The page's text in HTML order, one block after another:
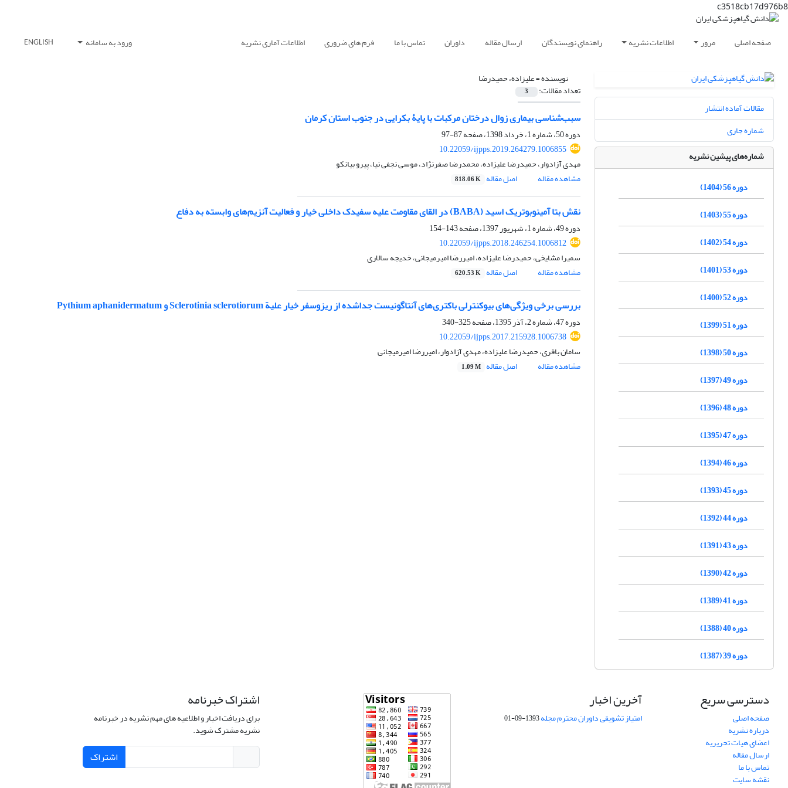
c3518cb17d976b8
صفحه اصلی مرور اطلاعات نشریه راهنمای نویسندگان ارسال مقاله داوران تماس با ما فرم های ضروری اطلاعات آماری نشریه ورود به سامانه ENGLISH
نویسنده =علیزاده، حمیدرضا
تعداد مقالات: 3
سبب‌شناسی بیماری زوال درختان مرکبات با پایۀ بکرایی در جنوب استان کرمان
دوره 50، شماره 1، خرداد 1398، صفحه
87-97
10.22059/ijpps.2019.264279.1006855
مهدی آزادوار، حمیدرضا علیزاده، محمدرضا صفرنژاد، موسی نجفی نیا، پیرو بیانکو
مشاهده مقاله
اصل مقاله 818.06 K
نقش بتا آمینوبوتریک اسید (BABA) در القای مقاومت علیه سفیدک داخلی خیار و فعالیت آنزیم‌های وابسته به دفاع
دوره 49، شماره 1، شهریور 1397، صفحه
143-154
10.22059/ijpps.2018.246254.1006812
سمیرا مشایخی، حمیدرضا علیزاده، امیررضا امیرمیجانی، خدیجه سالاری
مشاهده مقاله
اصل مقاله 620.53 K
بررسی برخی ویژگی‌های بیوکنترلی باکتری‌های آنتاگونیست جداشده از ریزوسفر خیار علیة Sclerotinia sclerotiorum و Pythium aphanidermatum
دوره 47، شماره 2، آذر 1395، صفحه
325-340
10.22059/ijpps.2017.215928.1006738
سامان باقری، حمیدرضا علیزاده، مهدی آزادوار، امیررضا امیرمیجانی
مشاهده مقاله
اصل مقاله 1.09 M
مقالات آماده انتشار
شماره جاری
شماره‌های پیشین نشریه
دوره 56 (1404)
دوره 55 (1403)
دوره 54 (1402)
دوره 53 (1401)
دوره 52 (1400)
دوره 51 (1399)
دوره 50 (1398)
دوره 49 (1397)
دوره 48 (1396)
دوره 47 (1395)
دوره 46 (1394)
دوره 45 (1393)
دوره 44 (1392)
دوره 43 (1391)
دوره 42 (1390)
دوره 41 (1389)
دوره 40 (1388)
دوره 39 (1387)
دسترسی سریع
صفحه اصلی
درباره نشریه
اعضای هیات تحریریه
ارسال مقاله
تماس با ما
نقشه سایت
آخرین اخبار
امتیاز تشویقی داوران محترم مجله1393-09-01
اشتراک خبرنامه
برای دریافت اخبار و اطلاعیه های مهم نشریه در خبرنامه
نشریه مشترک شوید.
اشتراک